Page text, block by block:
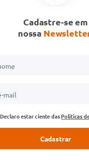
Cadastre-se em
nossa
Declaro estar ciente dasPolíticas
Cadastrar